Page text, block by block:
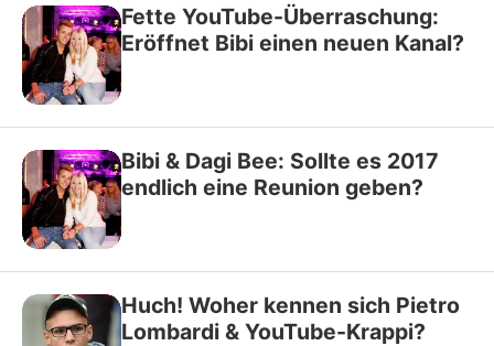
Fette YouTube-Überraschung:
Eröffnet Bibi einen neuen Kanal?
Bibi & Dagi Bee: Sollte es 2017
endlich eine Reunion geben?
Huch! Woher kennen sich Pietro
Lombardi & YouTube-Krappi?